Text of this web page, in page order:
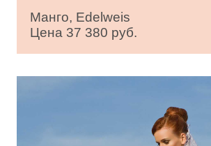
Манго, Edelweis
Цена 37 380 руб.